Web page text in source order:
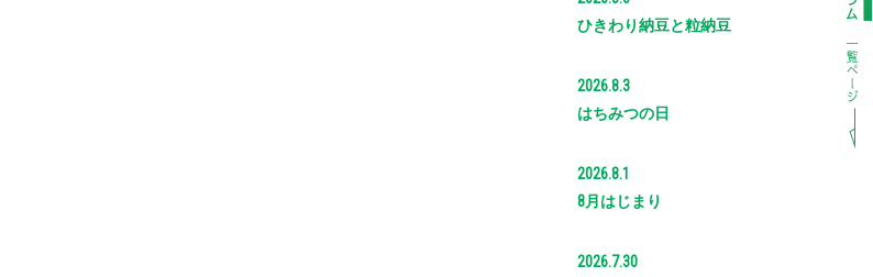
ひきわり納豆と粒納豆
2026.8.3
はちみつの日
2026.8.1
8月はじまり
2026.7.30